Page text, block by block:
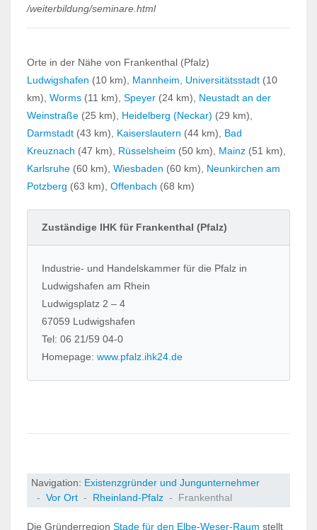
/weiterbildung/seminare.html
Orte in der Nähe von Frankenthal (Pfalz)
Ludwigshafen (10 km), Mannheim, Universitätsstadt (10
km),Worms (11 km),Speyer (24 km), Neustadt an der
Weinstraße (25 km), Heidelberg (Neckar) (29 km),
Darmstadt (43 km), Kaiserslautern (44 km), Bad
Kreuznach (47 km), Rüsselsheim (50 km), Mainz (51 km),
Karlsruhe (60 km),Wiesbaden (60 km), Neunkirchen am
Potzberg (63 km),Offenbach (68 km)
Zuständige IHK für Frankenthal (Pfalz)
Industrie- und Handelskammer für die Pfalz in
Ludwigshafen am Rhein
Ludwigsplatz 2 – 4
67059 Ludwigshafen
Tel: 06 21/59 04-0
Homepage:www.pfalz.ihk24.de
Navigation: Existenzgründer und Jungunternehmer
Vor Ort
Rheinland-Pfalz Frankenthal
Die GründerregionStade für den Elbe-Weser-Raum stellt